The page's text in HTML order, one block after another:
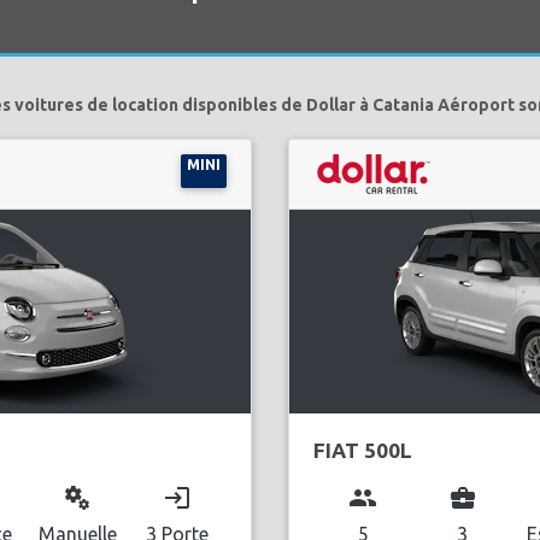
voitures de location disponibles de Dollar à Catania Aéroport
MINI
miscellaneous_services
Manuelle
login
3 Porte
FIAT 500L
group
5
business_center
3